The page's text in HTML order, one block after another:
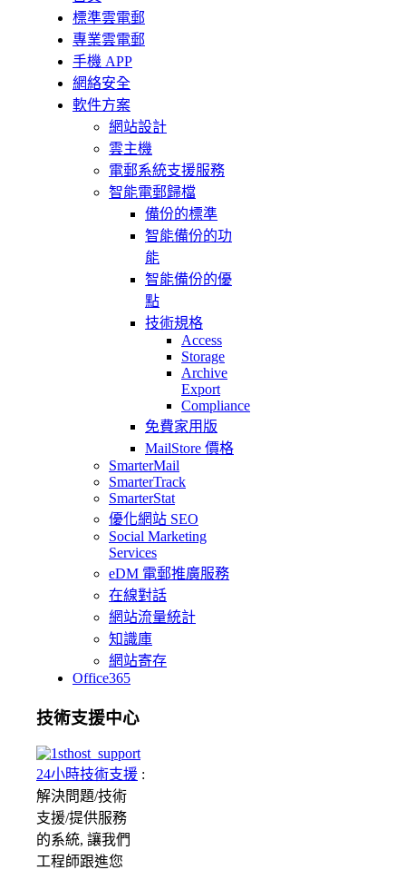
標準雲電郵
專業雲電郵
手機 APP
網絡安全
軟件方案
網站設計
雲主機
電郵系統支援服務
智能電郵歸檔
備份的標準
智能備份的功
能
智能備份的優
點
技術規格
Access
Storage
Archive
Export
Compliance
免費家用版
MailStore 價格
SmarterMail
SmarterTrack
SmarterStat
優化網站 SEO
Social Marketing
Services
eDM 電郵推廣服務
在線對話
網站流量統計
知識庫
網站寄存
Office365
技術支援中心
24小時技術支援 :
解決問題/技術
支援/提供服務
的系統, 讓我們
工程師跟進您